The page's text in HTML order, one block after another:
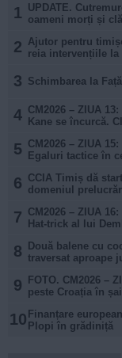
1
UPDATE.
oameni morți și
2 Ajutor pentru
reia intervențiile
3 Schimbarea la
4 CM2026 – ZIUA
Kane se încurcă.
5 CM2026 – ZIUA
Egaluri tactice în
6 CCIA Timiș dă
domeniul
7 CM2026 – ZIUA
Hat-trick al lui
8
Două balene cu
traversat aproape
9
FOTO. CM2026 –
peste Croația în
10 Finanțare
Plopi în grădiniță